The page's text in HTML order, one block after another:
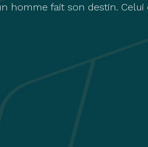
homme fait son destin. Celui